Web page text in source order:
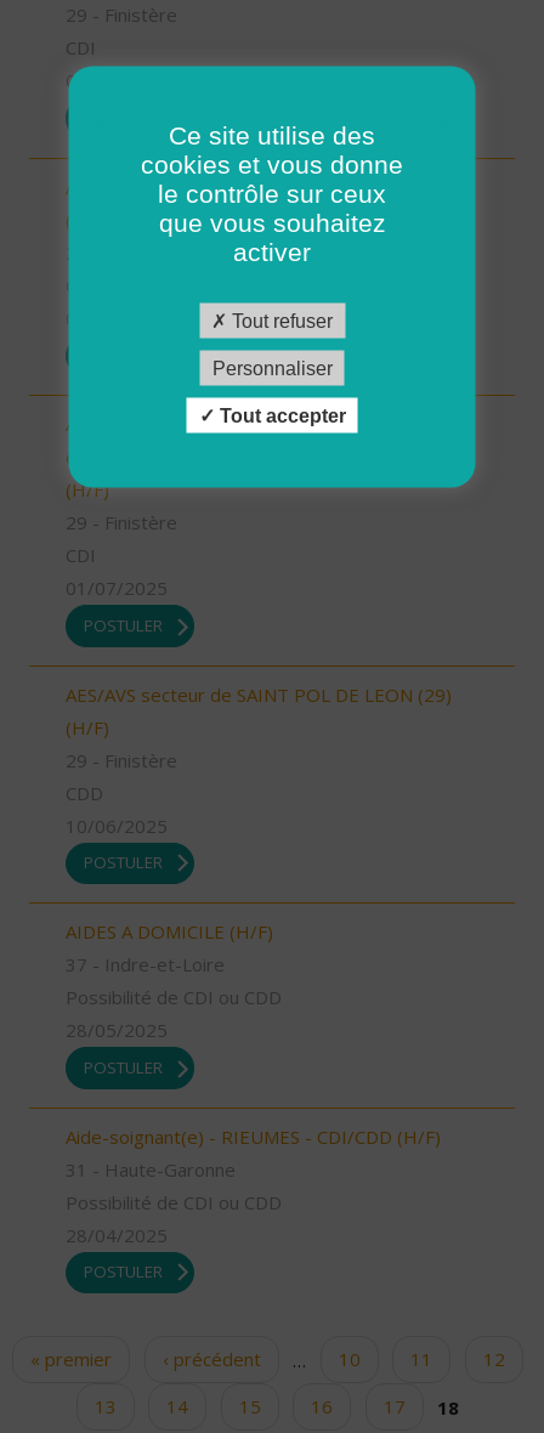
29 - Finistère
CDI
01/07/2025
Aide à domicile - Secteur de Gouesnou - CDI
(H/F)
Auxiliaire de Vie Sociale/Accompagnant Educatif
et Social à domicile - Secteur de Guipavas - CDI
(H/F)
29 - Finistère
CDI
01/07/2025
POSTULER
AES/AVS secteur de SAINT POL DE LEON (29)
(H/F)
29 - Finistère
CDD
10/06/2025
POSTULER
AIDES A DOMICILE (H/F)
37 - Indre-et-Loire
Possibilité de CDI ou CDD
28/05/2025
POSTULER
Aide-soignant(e) - RIEUMES - CDI/CDD (H/F)
31 - Haute-Garonne
Possibilité de CDI ou CDD
28/04/2025
POSTULER
Pages
« premier ‹ précédent … 10 11
12
13
14 15 16 17 18
Ce site utilise des
cookies et vous donne
le contrôle sur ceux
que vous souhaitez
activer
Tout refuser
Personnaliser
Tout accepter